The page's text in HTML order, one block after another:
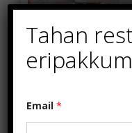
Tahan
E
m
Email*